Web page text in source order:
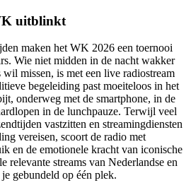
uitblinkt
maken het WK 2026 een toernooi
Wie niet midden in de nacht wakker
missen, is met een live radiostream
begeleiding past moeiteloos in het
onderweg met de smartphone, in de
in de lunchpauze. Terwijl veel
vastzitten en streamingdiensten
vereisen, scoort de radio met
en de emotionele kracht van iconische
relevante streams van Nederlandse en
gebundeld op één plek.